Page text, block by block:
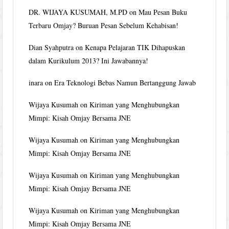
DR. WIJAYA KUSUMAH, M.PD onMau Pesan Buku
Terbaru Omjay? Buruan Pesan Sebelum Kehabisan!
Dian Syahputra onKenapa Pelajaran TIK Dihapuskan
dalam Kurikulum 2013? Ini Jawabannya!
inara onEra Teknologi Bebas Namun Bertanggung Jawab
Wijaya Kusumah onKiriman yang Menghubungkan
Mimpi: Kisah Omjay Bersama JNE
Wijaya Kusumah onKiriman yang Menghubungkan
Mimpi: Kisah Omjay Bersama JNE
Wijaya Kusumah onKiriman yang Menghubungkan
Mimpi: Kisah Omjay Bersama JNE
Wijaya Kusumah onKiriman yang Menghubungkan
Mimpi: Kisah Omjay Bersama JNE